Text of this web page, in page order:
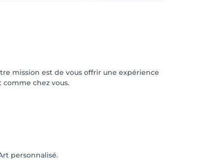
mission est de vous offrir une expérience
chez vous.
personnalisé.